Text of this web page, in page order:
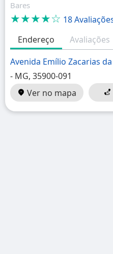
Bares
★★★★☆ 18
Endereço
Avaliações
Avenida Emílio Zacarias da
- MG, 35900-091
Ver no mapa